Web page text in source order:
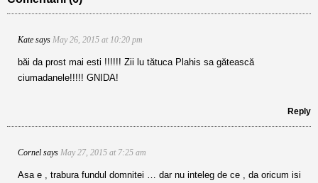
Kate says May 26, 2015 at 10:20 pm
băi da prost mai esti !!!!!! Zii lu tătuca Plahis sa gătească
ciumadanele!!!!! GNIDA!
Reply
Cornel says May 27, 2015 at 7:25 am
Asa e , trabura fundul domnitei … dar nu inteleg de ce , da oricum isi